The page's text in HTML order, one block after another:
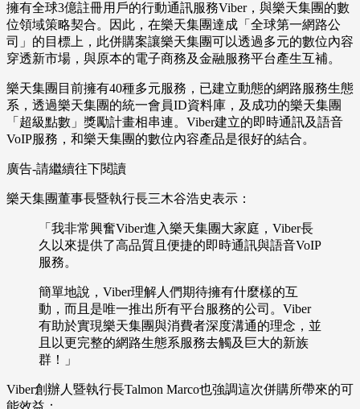
擁有全球3億註冊用戶的行動通訊服務Viber，與樂天集團的數
位領域策略契合。因此，在樂天集團達成「全球第一網路公
司」的目標上，此併購案讓樂天集團可以透過多元的數位內容
穿透新市場，與原本的電子商務及金融服務平台產生互補。
樂天集團目前擁有40種多元服務，已建立動態的網路服務生態
系，透過樂天集團的統一會員ID資料庫，及成功的樂天集團
「超級點數」獎勵計畫相串連。Viber建立的即時通訊及語音
VoIP服務，和樂天集團的數位內容產品是很好的結合。
廣告-請繼續往下閱讀
樂天集團董事長暨執行長三木谷浩史表示：
「我非常興奮Viber進入樂天集團大家庭，Viber長
久以來提供了高品質且便捷的即時通訊與語音VoIP
服務。
簡單地說，Viber理解人們期待擁有什麼樣的互
動，而且是唯一推出所有平台服務的公司。Viber
有助於實現樂天集團與消費者深度溝通的理念，並
且以更完整的網路生態系服務去觸及巨大的新族
群！」
Viber創辦人暨執行長Talmon Marco也強調這次併購所帶來的可